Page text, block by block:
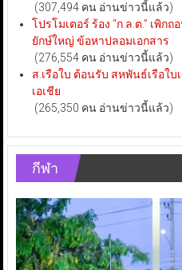
(307,494 คน อ่านข่าวนี้แล้ว)
โปรโมเตอร์ ร้อง “ก.ล.ต.” เพิก
ยักษ์ใหญ่ ข้อหาปลอมเอกสาร
(276,554 คน อ่านข่าวนี้แล้ว)
ส.เรือใบ ต้อนรับ สหพันธ์เรือใ
เอเชีย
(265,350 คน อ่านข่าวนี้แล้ว)
กีฬา